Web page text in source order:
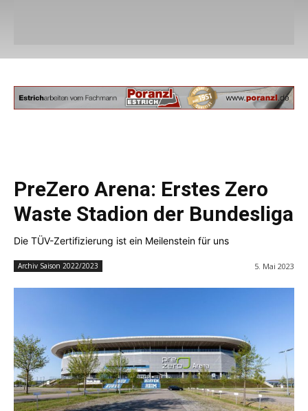
PreZero Arena: Erstes Zero
Waste Stadion der Bundesliga
Die TÜV-Zertifizierung ist ein Meilenstein für uns
Archiv Saison 2022/2023 5. Mai 2023